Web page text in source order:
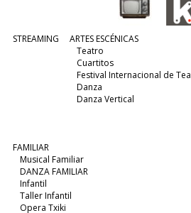
STREAMING
ARTES ESCÉNICAS
Teatro
Cuartitos
Festival Internacional de
Danza
Danza Vertical
FAMILIAR
Musical Familiar
DANZA FAMILIAR
Infantil
Taller Infantil
Opera Txiki